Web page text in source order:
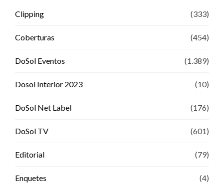
Clipping (333)
Coberturas (454)
DoSol Eventos (1.389)
Dosol Interior 2023 (10)
DoSol Net Label (176)
DoSol TV (601)
Editorial (79)
Enquetes (4)